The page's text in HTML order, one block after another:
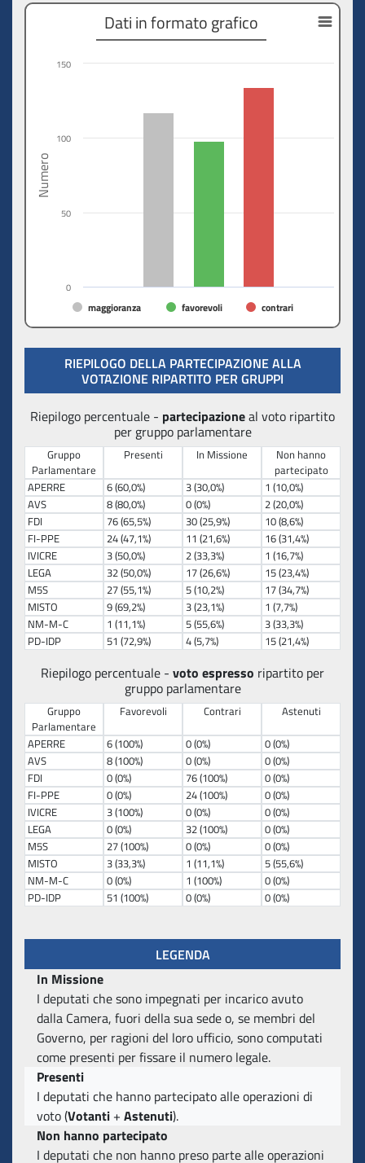
Numero
maggioranza favorevoli contrari
0
50
100
150
Dati in formato grafico
RIEPILOGO DELLA PARTECIPAZIONE ALLA
VOTAZIONE RIPARTITO PER GRUPPI
Riepilogo percentuale - partecipazioneal voto ripartito
per gruppo parlamentare
Gruppo
Parlamentare
Presenti In Missione
Non hanno
partecipato
APERRE
6 (60,0%) 3 (30,0%)
1 (10,0%)
AVS
8 (80,0%) 0 (0%)
2 (20,0%)
FDI
76 (65,5%) 30 (25,9%)
10 (8,6%)
FI-PPE
24 (47,1%) 11 (21,6%)
16 (31,4%)
IVICRE
3 (50,0%) 2 (33,3%)
1 (16,7%)
LEGA
32 (50,0%) 17 (26,6%)
15 (23,4%)
M5S
27 (55,1%) 5 (10,2%)
17 (34,7%)
MISTO
9 (69,2%) 3 (23,1%)
1 (7,7%)
NM-M-C
1 (11,1%) 5 (55,6%)
3 (33,3%)
PD-IDP
51 (72,9%) 4 (5,7%) 15 (21,4%)
Riepilogo percentuale - voto espresso ripartito per
gruppo parlamentare
Gruppo
Parlamentare
Favorevoli Contrari
Astenuti
APERRE
6 (100%) 0 (0%)
0 (0%)
AVS
8 (100%) 0 (0%)
0 (0%)
FDI
0 (0%) 76 (100%)
0 (0%)
FI-PPE
0 (0%) 24 (100%)
0 (0%)
IVICRE
3 (100%) 0 (0%)
0 (0%)
LEGA
0 (0%) 32 (100%)
0 (0%)
M5S
27 (100%) 0 (0%)
0 (0%)
MISTO
3 (33,3%) 1 (11,1%)
5 (55,6%)
NM-M-C
0 (0%) 1 (100%)
0 (0%)
PD-IDP
51 (100%) 0 (0%) 0 (0%)
LEGENDA
In Missione
I deputati che sono impegnati per incarico avuto
dalla Camera, fuori della sua sede o, se membri del
Governo, per ragioni del loro ufficio, sono computati
come presenti per fissare il numero legale.
Presenti
I deputati che hanno partecipato alle operazioni di
voto (Votanti + Astenuti).
Non hanno partecipato
I deputati che non hanno preso parte alle operazioni